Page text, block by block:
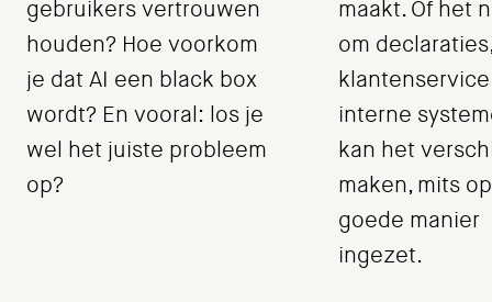
gebruikers vertrouwen
houden? Hoe voorkom
je dat AI een black box
wordt? En vooral: los je
wel het juiste probleem
op?
maakt. Of het
om declaraties,
interne
kan het
maken, mits
goede manier
ingezet.